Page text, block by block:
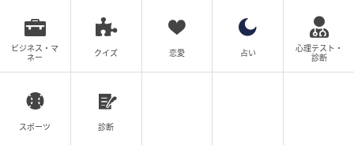
ワーにウケるのよ、ママにはわからないかも、ねー
っ」と言いました。・・・私には、義母が何を言って
いるのか理解できません。
ビジネス・マ
ネー
クイズ 恋愛 占い
心理テスト・
診断
スポーツ 診断